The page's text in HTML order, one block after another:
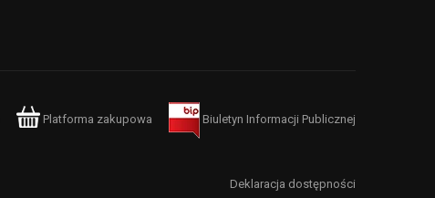
Platforma zakupowa Biuletyn Informacji Publicznej
Deklaracja dostępności